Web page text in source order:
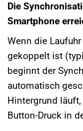
Die
Smartphone
Wenn die
gekoppelt ist
beginnt der
automatisch
Hintergrund
Button-Druck in